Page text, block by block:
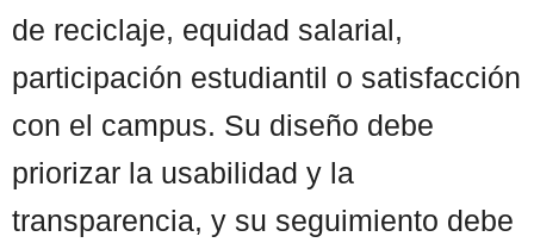
de reciclaje, equidad salarial,
participación estudiantil o satisfacción
con el campus. Su diseño debe
priorizar la usabilidad y la
transparencia, y su seguimiento debe